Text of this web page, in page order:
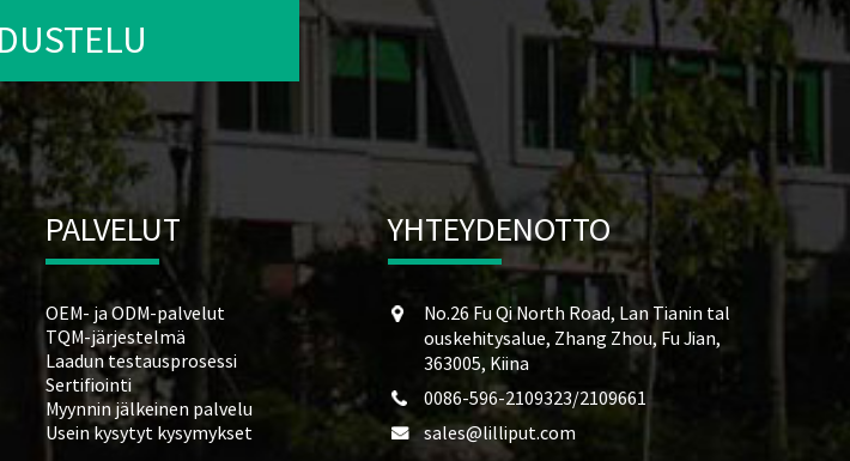
PALVELUT
OEM- ja ODM-palvelut
TQM-järjestelmä
Laadun testausprosessi
Sertifiointi
Myynnin jälkeinen palvelu
Usein kysytyt kysymykset
YHTEYDENOTTO
No.26 Fu Qi North Road, Lan Tianin tal
ouskehitysalue, Zhang Zhou, Fu Jian,
363005, Kiina
0086-596-2109323/2109661
sales@lilliput.com